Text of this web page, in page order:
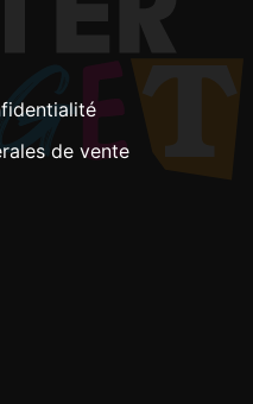
de vente